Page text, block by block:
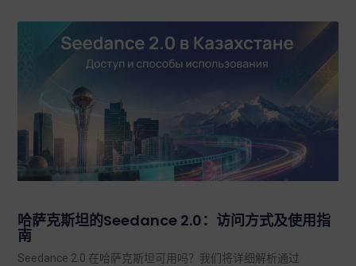
哈萨克斯坦的Seedance 2.0：访问方式及使用指
南
Seedance 2.0 在哈萨克斯坦可用吗？我们将详细解析通过